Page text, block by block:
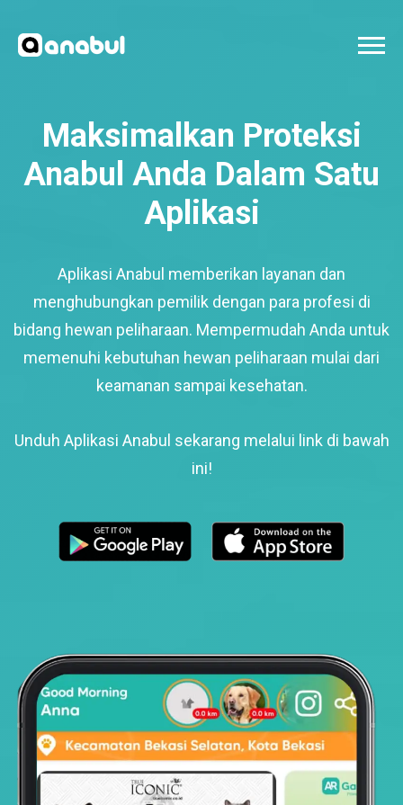
Maksimalkan Proteksi
Anabul Anda Dalam Satu
Aplikasi
Aplikasi Anabul memberikan layanan dan
menghubungkan pemilik dengan para profesi di
bidang hewan peliharaan. Mempermudah Anda untuk
memenuhi kebutuhan hewan peliharaan mulai dari
keamanan sampai kesehatan.
Unduh Aplikasi Anabul sekarang melalui link di bawah
ini!